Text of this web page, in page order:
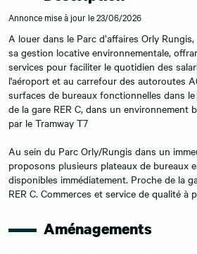
Annonce mise à jour le 23/06/2026
A louer dans le Parc d’affaires Orly
sa gestion locative environnementale,
services pour faciliter le quotidien des
l'aéroport et au carrefour des autoroutes
surfaces de bureaux fonctionnelles dans
de la gare RER C, dans un environnement
par le Tramway T7
Au sein du Parc Orly/Rungis dans un
proposons plusieurs plateaux de bureaux
disponibles immédiatement. Proche de la
RER C. Commerces et service de qualité à
Aménagements